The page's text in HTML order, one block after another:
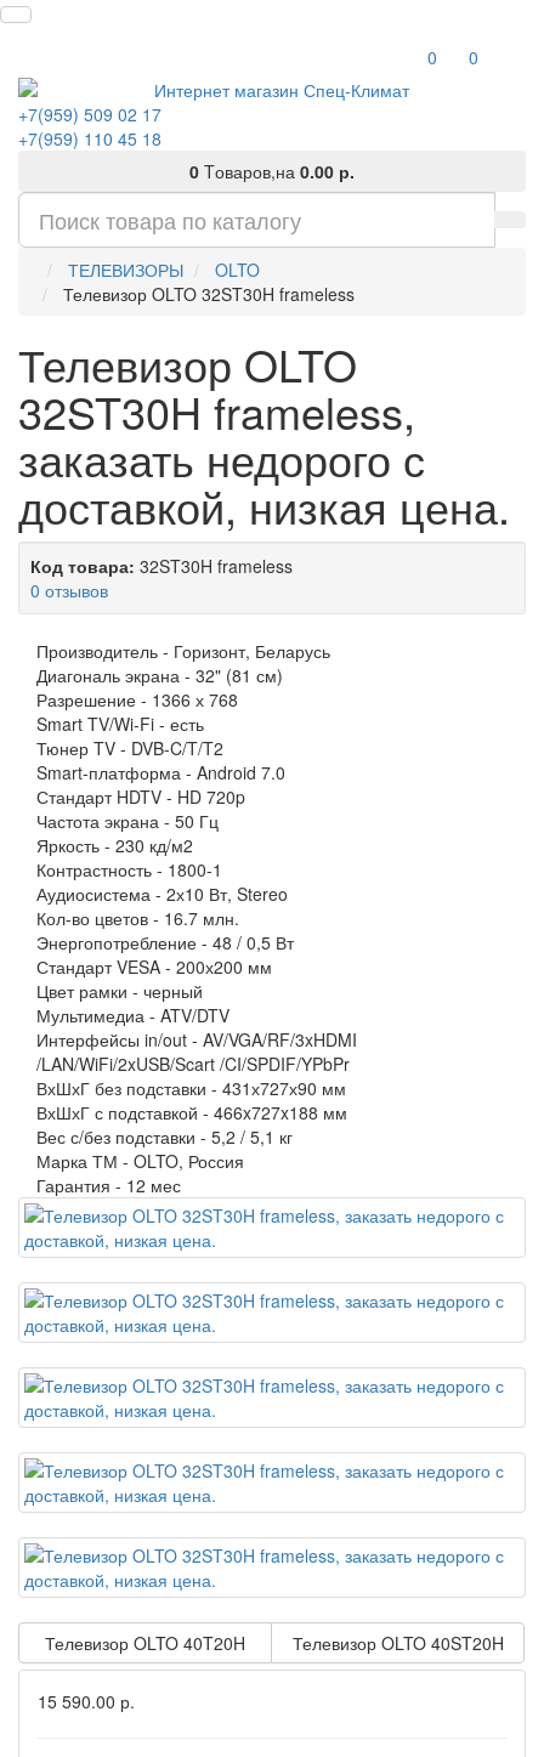
0
0
+7(959) 509 02 17
+7(959) 110 45 18
0 Tоваров,на 0.00 р.
ТЕЛЕВИЗОРЫ
OLTO
Телевизор OLTO 32ST30H frameless
Телевизор OLTO
32ST30H frameless,
заказать недорого с
доставкой, низкая цена.
Код товара: 32ST30H frameless
0 отзывов
Производитель - Горизонт, Беларусь
Диагональ экрана - 32" (81 см)
Разрешение - 1366 х 768
Smart TV/Wi-Fi - есть
Тюнер TV - DVB-C/T/T2
Smart-платформа - Android 7.0
Стандарт HDTV - HD 720p
Частота экрана - 50 Гц
Яркость - 230 кд/м2
Контрастность - 1800-1
Аудиосистема - 2х10 Вт, Stereo
Кол-во цветов - 16.7 млн.
Энергопотребление - 48 / 0,5 Вт
Стандарт VESA - 200х200 мм
Цвет рамки - черный
Мультимедиа - ATV/DTV
Интерфейсы in/out - AV/VGA/RF/3xHDMI
/LAN/WiFi/2xUSB/Scart /CI/SPDIF/YPbPr
ВхШхГ без подставки - 431х727х90 мм
ВхШхГ с подставкой - 466x727x188 мм
Вес с/без подставки - 5,2 / 5,1 кг
Марка ТМ - OLTO, Россия
Гарантия - 12 мес
Телевизор OLTO 40T20H Телевизор OLTO 40ST20H
15 590.00 р.